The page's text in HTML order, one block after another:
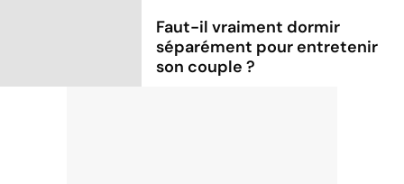
Faut-il vraiment dormir
séparément pour entretenir
son couple ?